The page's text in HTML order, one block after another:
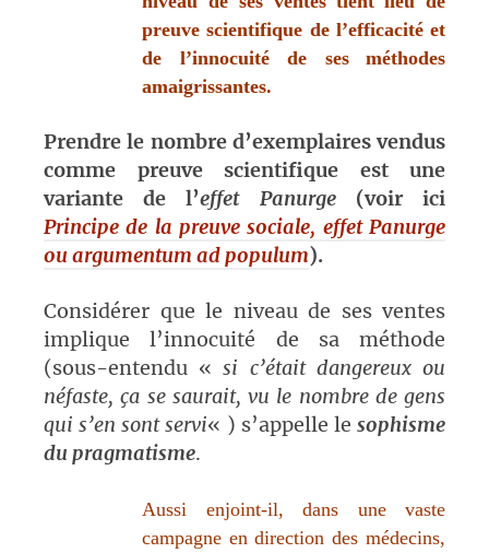
preuve scientifique de l’efficacité et
de l’innocuité de ses
méthodes
amaigrissantes.
Prendre le nombre d’exemplaires vendus
comme preuve scientifique est une
variante de l’effet Panurge(voir ici
Principe de la preuve sociale, effet Panurge
ou argumentum ad populum).
Considérer que le niveau de ses ventes
implique l’innocuité de sa méthode
(sous-entendu «si c’était dangereux ou
néfaste, ça se saurait, vu le nombre de gens
qui s’en sont servi« ) s’appelle lesophisme
du pragmatisme.
Aussi enjoint-il, dans une vaste
campagne en direction des médecins,